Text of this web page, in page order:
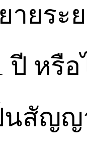
ายระ
ปี หรื
นสัญญ